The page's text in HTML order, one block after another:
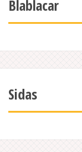
Blablacar
Sidas